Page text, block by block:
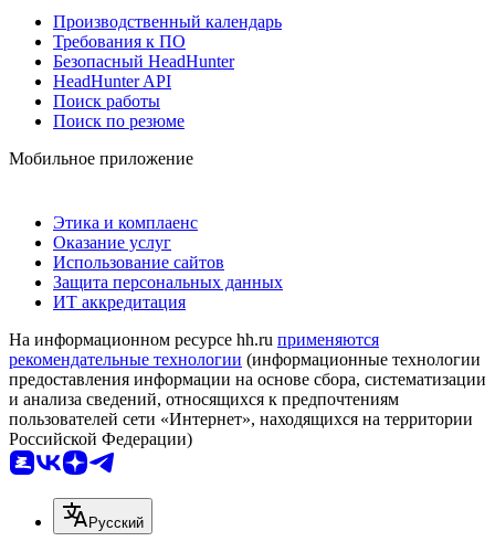
Производственный календарь
Требования к ПО
Безопасный HeadHunter
HeadHunter API
Поиск работы
Поиск по резюме
Мобильное приложение
Этика и комплаенс
Оказание услуг
Использование сайтов
Защита персональных данных
ИТ аккредитация
На информационном ресурсе hh.ru применяются
рекомендательные технологии (информационные технологии
предоставления информации на основе сбора, систематизации
и анализа сведений, относящихся к предпочтениям
пользователей сети «Интернет», находящихся на территории
Российской Федерации)
Русский